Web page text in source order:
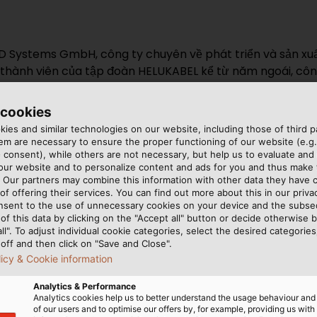
Systems GmbH, công ty chuyên về phát triển và sản
viên của tập đoàn HELUKABEL kể từ năm ngoái,
khí và công nghiệp. Với các công ty con này, chúng
được tùy chỉnh cho các ứng dụng cụ thể theo yêu
phát triển các thiết bị và máy móc để lưu trữ, cuộn
quan có thể xem xét chi tiết giá đỡ cuộn cáp LAGROL
quả, sự tiện ích của các giải pháp này.
mới của chúng tôi, HELUKABEL với Aufmaster. Đây
động các thông tin về dây cáp điện trên các công
hóa quá trình thanh toán của các dự án. Chúng
dùng thử thiết bị này bằng cách tham gia thử nghiệm
and similar technologies on our website, including those of third
are necessary to ensure the proper functioning of our website
consent), while others are not necessary, but help us to evaluate and
website and to personalize content and ads for you and thus make
partners may combine this information with other data they have
offering their services. You can find out more about this in our
to the use of unnecessary cookies on your device and the
this data by clicking on the "Accept all" button or decide otherwise
To adjust individual cookie categories, select the desired
and then click on "Save and Close".
& Cookie information
Analytics & Performance
Analytics cookies help us to better understand the usage behaviour
of our users and to optimise our offers by, for example, providing us with